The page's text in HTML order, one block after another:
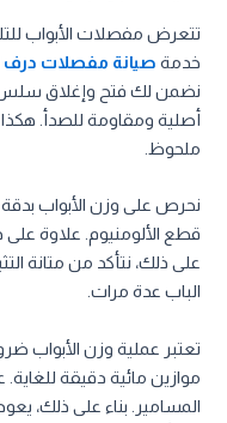
تتعرض مفصلات الأبواب
خدمة صيانة مفصلات درف
نضمن لك فتح وإغلاق
أصلية ومقاومة للصدأ.
ملحوظ.
نحرص على وزن الأبواب بدقة
قطع الألومنيوم. علاوة
على ذلك، نتأكد من متانة
الباب عدة مرات.
تعتبر عملية وزن الأبواب
موازين مائية دقيقة للغاية.
المسامير. بناء على ذلك،